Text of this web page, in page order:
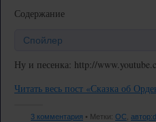
Содержание
Спойлер
Ну и песенка: http://
Читать весь пост «Сказка об
3 комментария • Метки: OC